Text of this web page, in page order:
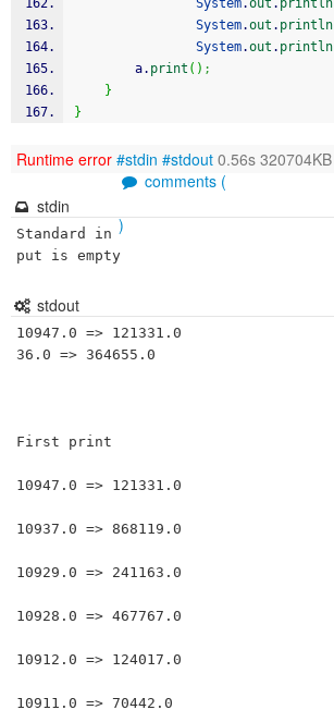
System.out . println
System.out . println
System.out . println
		a.
print ( ) ;
}
}
Runtime error #stdin #stdout 0.56s 320704KB
comments (
)
stdin
Standard in
put is empty
stdout
10947.0 => 121331.0
36.0 => 364655.0



First print
																																																																																																																																																																																																																																																																																																																																																																																																									10947.0 => 121331.0
																																																																																																																																																																																																																																																																																																																																																																																																								10937.0 => 868119.0
																																																																																																																																																																																																																																																																																																																																																																																																									10929.0 => 241163.0
																																																																																																																																																																																																																																																																																																																																																																																																							10928.0 => 467767.0
																																																																																																																																																																																																																																																																																																																																																																																																								10912.0 => 124017.0
																																																																																																																																																																																																																																																																																																																																																																																																									10911.0 => 70442.0
																																																																																																																																																																																																																																																																																																																																																																																																						10896.0 => 496723.0
																																																																																																																																																																																																																																																																																																																																																																																																					10870.0 => 618565.0
																																																																																																																																																																																																																																																																																																																																																																																																						10859.0 => 660267.0
																																																																																																																																																																																																																																																																																																																																																																																																									10854.0 => 719352.0
																																																																																																																																																																																																																																																																																																																																																																																																								10852.0 => 925744.0
																																																																																																																																																																																																																																																																																																																																																																																																							10847.0 => 724074.0
																																																																																																																																																																																																																																																																																																																																																																																																				10846.0 => 862117.0
																																																																																																																																																																																																																																																																																																																																																																																																						10841.0 => 257875.0
																																																																																																																																																																																																																																																																																																																																																																																																							10840.0 => 767328.0
																																																																																																																																																																																																																																																																																																																																																																																																					10835.0 => 287696.0
																																																																																																																																																																																																																																																																																																																																																																																																							10822.0 => 524952.0
																																																																																																																																																																																																																																																																																																																																																																																																						10820.0 => 834691.0
																																																																																																																																																																																																																																																																																																																																																																																																							10806.0 => 226934.0
																																																																																																																																																																																																																																																																																																																																																																																																								10804.0 => 527329.0
																																																																																																																																																																																																																																																																																																																																																																																																			10803.0 => 462781.0
																																																																																																																																																																																																																																																																																																																																																																																																				10799.0 => 933182.0
																																																																																																																																																																																																																																																																																																																																																																																																		10789.0 => 123904.0
																																																																																																																																																																																																																																																																																																																																																																																																	10788.0 => 964127.0